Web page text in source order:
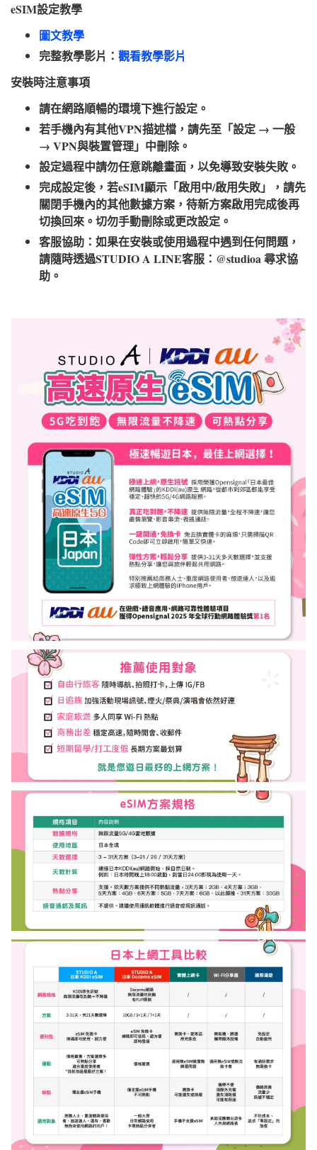
eSIM設定教學​
圖文教學
完整教學影片： 觀看教學影片
安裝時注意事項​
請在網路順暢的環境下進行設定。
若手機內有其他VPN描述檔，請先至「設定 → 一般
→ VPN與裝置管理」中刪除。
設定過程中請勿任意跳離畫面，以免導致安裝失敗。
完成設定後，若eSIM顯示「啟用中/啟用失敗」，請先
關閉手機內的其他數據方案，待新方案啟用完成後再
切換回來。切勿手動刪除或更改設定。
客服協助：如果在安裝或使用過程中遇到任何問題，
請隨時透過STUDIO A LINE客服：@studioa 尋求協
助。